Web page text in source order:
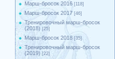
Марш-бросок 2016 [118]
Марш-бросок 2017 [46]
Тренировочный марш-бросок
(2018) [25]
Марш-бросок 2018 [35]
Тренировочный марш-бросок
(2019) [22]